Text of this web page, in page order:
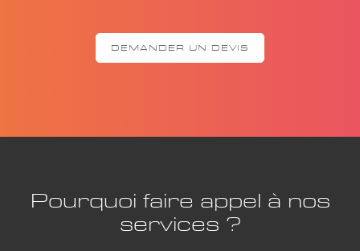
DEMANDER UN DEVIS
Pourquoi faire appel à nos
services ?